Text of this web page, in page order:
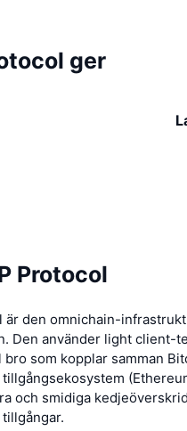
ger
Protocol
är den omnichain-
Den använder light client-
som kopplar samman
och smidiga